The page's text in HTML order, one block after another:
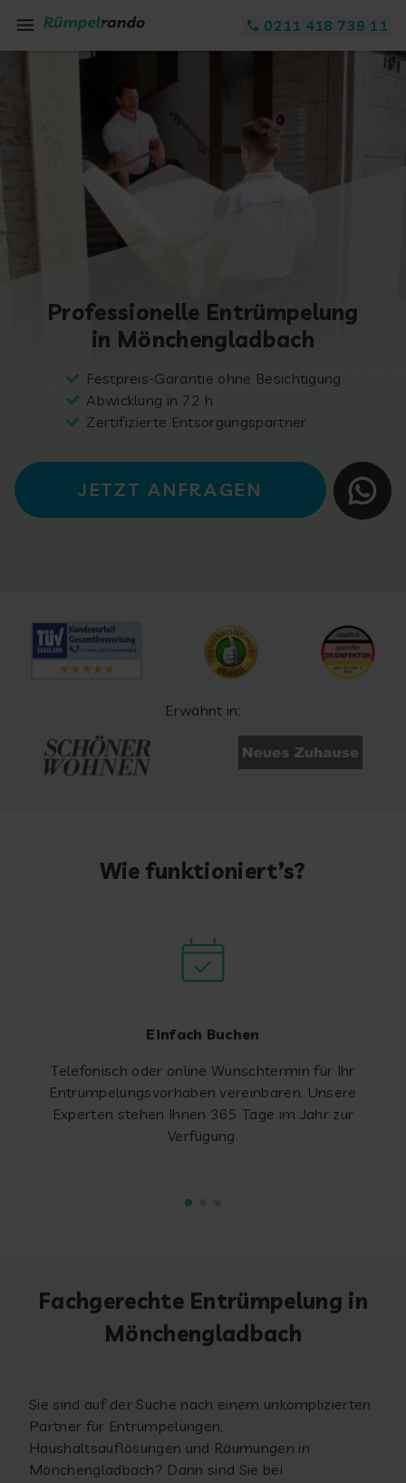
0211 418 739 11
Professionelle Entrümpelung
in Mönchengladbach
Festpreis-Garantie ohne Besichtigung
Abwicklung in 72 h
Zertifizierte Entsorgungspartner
JETZT ANFRAGEN
Erwähnt in:
Wie funktioniert’s?
Einfach Buchen
Telefonisch oder online Wunschtermin für Ihr
Entrümpelungsvorhaben vereinbaren. Unsere
Experten stehen Ihnen 365 Tage im Jahr zur
Verfügung.
Fachgerechte Entrümpelung in
Mönchengladbach
Sie sind auf der Suche nach einem unkomplizierten
Partner für Entrümpelungen,
Haushaltsauflösungen und Räumungen in
Mönchengladbach? Dann sind Sie bei